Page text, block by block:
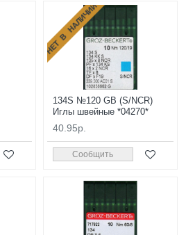
НЕТ В НАЛИЧИИ
134S №120 GB (S/NCR)
Иглы швейные *04270*
40.95р.
Сообщить